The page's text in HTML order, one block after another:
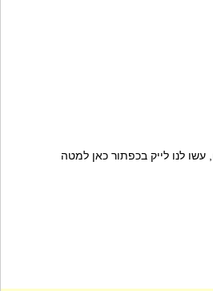
עשו לנו לייק בכפתור כאן למטה